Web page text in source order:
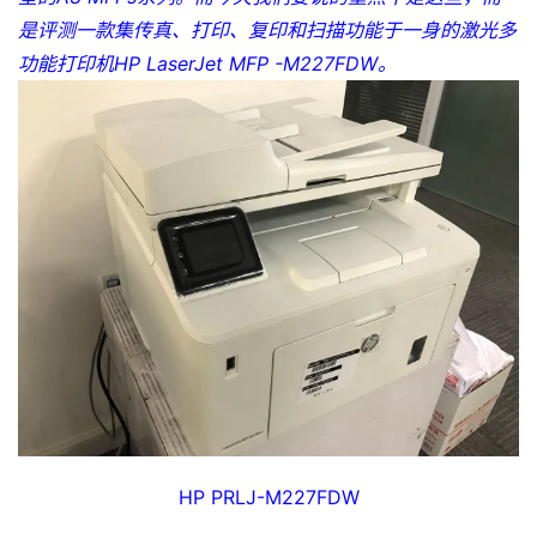
是评测一款集传真、打印、复印和扫描功能于一身的激光多
功能打印机HP LaserJet MFP -M227FDW。
HP PRLJ-M227FDW